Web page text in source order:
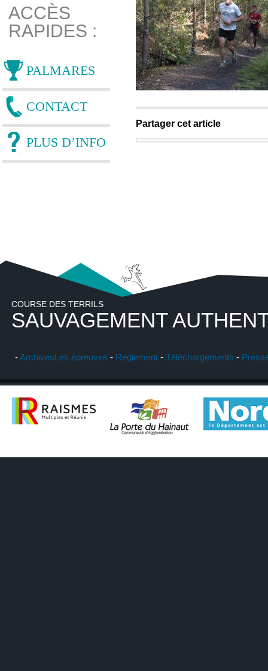
ACCÈS
RAPIDES :
PALMARES
CONTACT
PLUS D’INFO
Partager cet article
COURSE DES TERRILS
SAUVAGEMENT
-ArchivesLes épreuves - Réglement - Téléchargements -